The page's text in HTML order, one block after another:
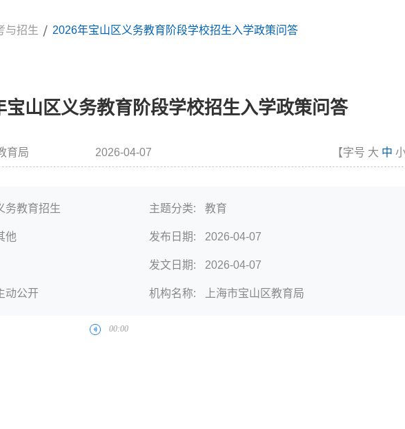
与招生 2026年宝山区义务教育阶段学校招生入学政策问答
宝山区义务教育阶段学校招生入学政策问答
育局 2026-04-07 【字号 大 中
务教育招生 主题分类: 教育
他 发布日期: 2026-04-07
发文日期: 2026-04-07
动公开 机构名称: 上海市宝山区教育局